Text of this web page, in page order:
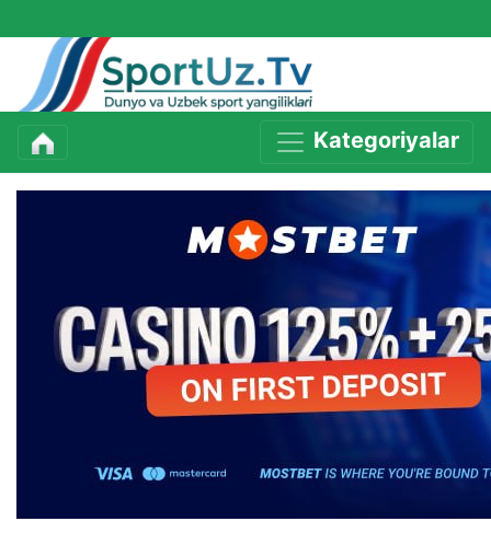
Kategoriyalar